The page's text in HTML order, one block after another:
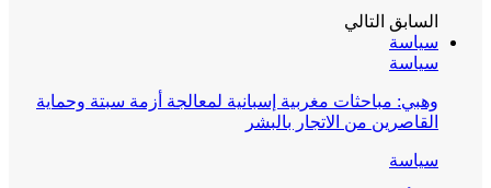
السابق التالي
سياسة
سياسة
وهبي: مباحثات مغربية إسبانية لمعالجة أزمة سبتة وحماية
القاصرين من الاتجار بالبشر
سياسة